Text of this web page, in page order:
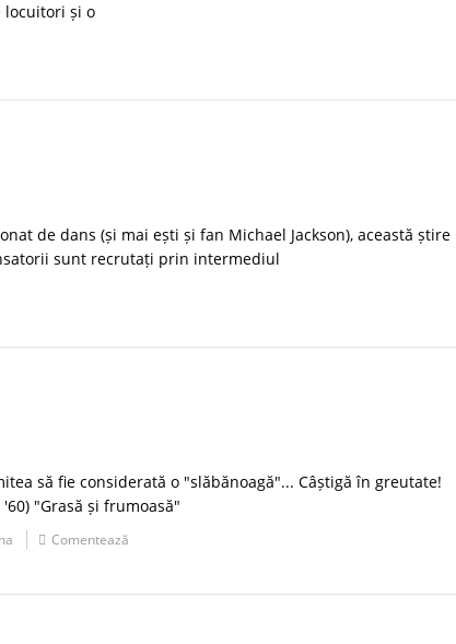
locuitori și o
de dans (și mai ești și fan Michael Jackson), această știre
sunt recrutați prin intermediul
să fie considerată o "slăbănoagă"... Câștigă în greutate!
"Grasă și frumoasă"
Comentează